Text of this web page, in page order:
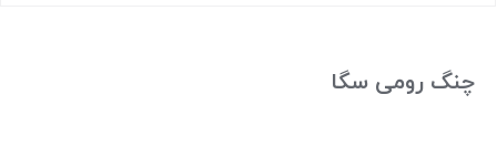
چنگ رومی سگا